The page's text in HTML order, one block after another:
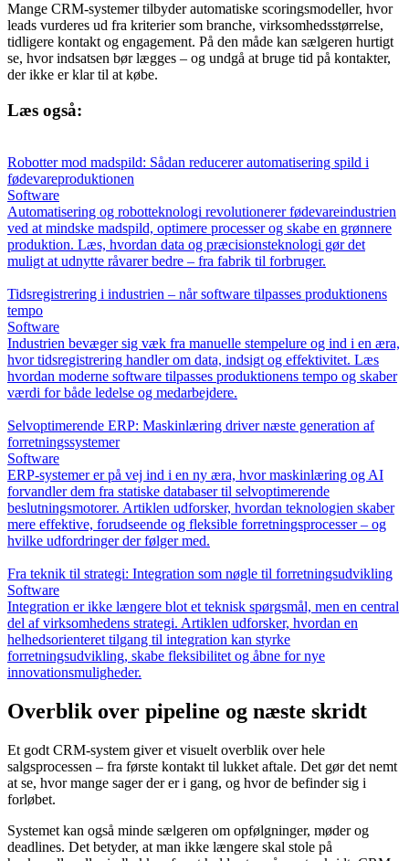
Mange CRM-systemer tilbyder automatiske scoringsmodeller, hvor
leads vurderes ud fra kriterier som branche, virksomhedsstørrelse,
tidligere kontakt og engagement. På den måde kan sælgeren hurtigt
se, hvor indsatsen bør lægges – og undgå at bruge tid på kontakter,
der ikke er klar til at købe.
Læs også:
Robotter mod madspild: Sådan reducerer automatisering spild i
fødevareproduktionen
Software
Automatisering og robotteknologi revolutionerer fødevareindustrien
ved at mindske madspild, optimere processer og skabe en grønnere
produktion. Læs, hvordan data og præcisionsteknologi gør det
muligt at udnytte råvarer bedre – fra fabrik til forbruger.
Tidsregistrering i industrien – når software tilpasses produktionens
tempo
Software
Industrien bevæger sig væk fra manuelle stempelure og ind i en æra,
hvor tidsregistrering handler om data, indsigt og effektivitet. Læs
hvordan moderne software tilpasses produktionens tempo og skaber
værdi for både ledelse og medarbejdere.
Selvoptimerende ERP: Maskinlæring driver næste generation af
forretningssystemer
Software
ERP-systemer er på vej ind i en ny æra, hvor maskinlæring og AI
forvandler dem fra statiske databaser til selvoptimerende
beslutningsmotorer. Artiklen udforsker, hvordan teknologien skaber
mere effektive, forudseende og fleksible forretningsprocesser – og
hvilke udfordringer der følger med.
Fra teknik til strategi: Integration som nøgle til forretningsudvikling
Software
Integration er ikke længere blot et teknisk spørgsmål, men en central
del af virksomhedens strategi. Artiklen udforsker, hvordan en
helhedsorienteret tilgang til integration kan styrke
forretningsudvikling, skabe fleksibilitet og åbne for nye
innovationsmuligheder.
Overblik over pipeline og næste skridt
Et godt CRM-system giver et visuelt overblik over hele
salgsprocessen – fra første kontakt til lukket aftale. Det gør det nemt
at se, hvor mange sager der er i gang, og hvor de befinder sig i
forløbet.
Systemet kan også minde sælgeren om opfølgninger, møder og
deadlines. Det betyder, at man ikke længere skal stole på